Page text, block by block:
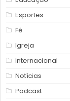
Esportes
Fé
Igreja
Internacional
Notícias
Podcast